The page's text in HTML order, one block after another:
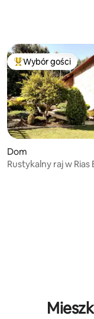
4,85 na 5, liczba
Najpopularniejsze z
Wybór gości
Dom
Rustykalny raj w Rias